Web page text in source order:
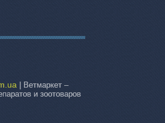
| Ветмаркет –
и зоотоваров